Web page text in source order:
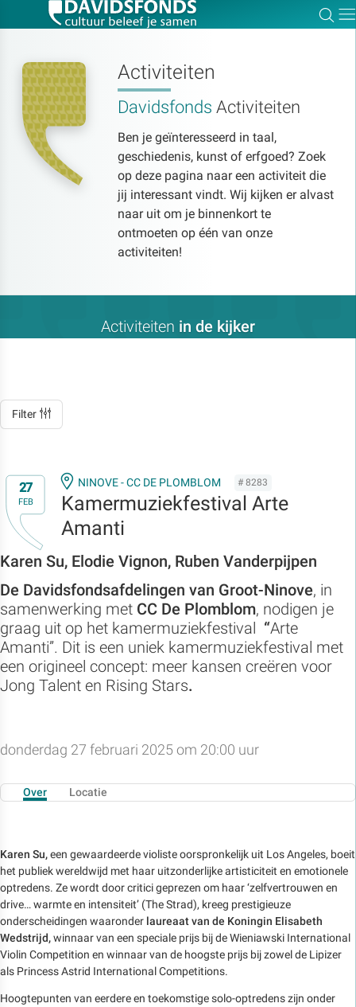
Activiteiten
Davidsfonds Activiteiten
Ben je geïnteresseerd in taal,
geschiedenis, kunst of erfgoed? Zoek
op deze pagina naar een activiteit die
jij interessant vindt. Wij kijken er alvast
naar uit om je binnenkort te
ontmoeten op één van onze
activiteiten!
Activiteiten in de kijker
Filter
27
FEB
NINOVE - CC DE PLOMBLOM # 8283
Kamermuziekfestival Arte
Amanti
Karen Su, Elodie Vignon, Ruben Vanderpijpen
De Davidsfondsafdelingen van Groot-Ninove, in
samenwerking met CC De Plomblom, nodigen je
graag uit op het kamermuziekfestival
“Arte
Amanti”. Dit is een uniek kamermuziekfestival met
een origineel concept: meer kansen creëren voor
Jong Talent en Rising Stars.
donderdag 27 februari 2025 om 20:00 uur
Over Locatie
Karen Su,een gewaardeerde violiste oorspronkelijk uit Los Angeles, boeit
het publiek wereldwijd met haar uitzonderlijke artisticiteit en emotionele
optredens. Ze wordt door critici geprezen om haar ‘zelfvertrouwen en
drive… warmte en intensiteit’ (The Strad), kreeg prestigieuze
onderscheidingen waaronder laureaat van de Koningin Elisabeth
Wedstrijd,winnaar van een speciale prijs bij de Wieniawski International
Violin Competition en winnaar van de hoogste prijs bij zowel de Lipizer
als Princess Astrid International Competitions.
Hoogtepunten van eerdere en toekomstige solo-optredens zijn onder
Zoek:
Zoeken